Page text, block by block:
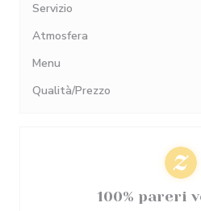
Servizio
Atmosfera
Menu
Qualità/Prezzo
100% pareri